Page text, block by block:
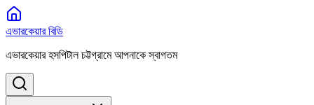
এভারকেয়ার বিডি
এভারকেয়ার হসপিটাল চট্টগ্রামে আপনাকে স্বাগতম